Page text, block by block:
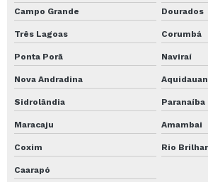
Campo Grande
Dourados
Três Lagoas Corumbá
Ponta Porã Naviraí
Nova Andradina
Sidrolândia Paranaíba
Maracaju Amambai
Coxim Rio
Caarapó